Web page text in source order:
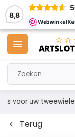
8,8
voor uw tweewieler
Terug